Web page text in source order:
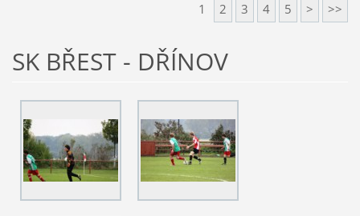
1 2 3 4 5 > >>
SK BŘEST - DŘÍNOV